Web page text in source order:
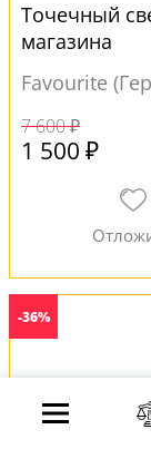
Точечный
магазина
Favourite
7 600 ₽
1 500 ₽
-36%